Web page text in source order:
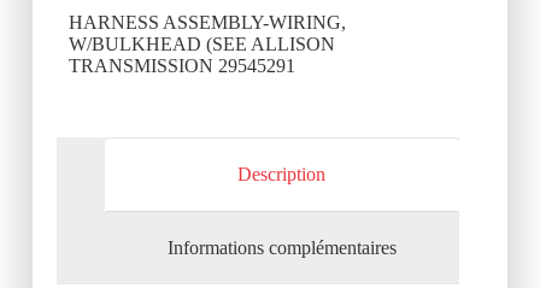
HARNESS ASSEMBLY-WIRING,
W/BULKHEAD (SEE ALLISON
TRANSMISSION 29545291
Description
Informations complémentaires